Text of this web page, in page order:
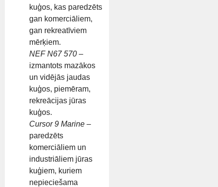
kuģos, kas paredzēts
gan komerciāliem,
gan rekreatīviem
mērķiem.
NEF N67 570 –
izmantots mazākos
un vidējās jaudas
kuģos, piemēram,
rekreācijas jūras
kuģos.
Cursor 9 Marine –
paredzēts
komerciāliem un
industriāliem jūras
kuģiem, kuriem
nepieciešama